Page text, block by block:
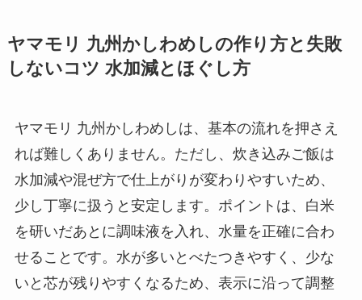
ヤマモリ 九州かしわめしの作り方と失敗
しないコツ 水加減とほぐし方
ヤマモリ 九州かしわめしは、基本の流れを押さえ
れば難しくありません。ただし、炊き込みご飯は
水加減や混ぜ方で仕上がりが変わりやすいため、
少し丁寧に扱うと安定します。ポイントは、白米
を研いだあとに調味液を入れ、水量を正確に合わ
せることです。水が多いとべたつきやすく、少な
いと芯が残りやすくなるため、表示に沿って調整